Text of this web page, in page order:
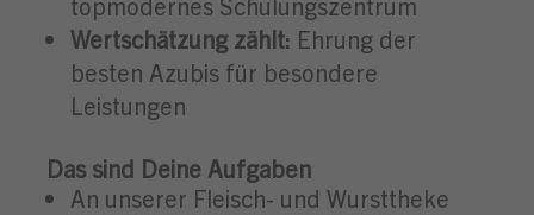
Wertschätzung zählt: Ehrung der
besten Azubis für besondere
Leistungen
Das sind Deine Aufgaben
An unserer Fleisch- und Wursttheke